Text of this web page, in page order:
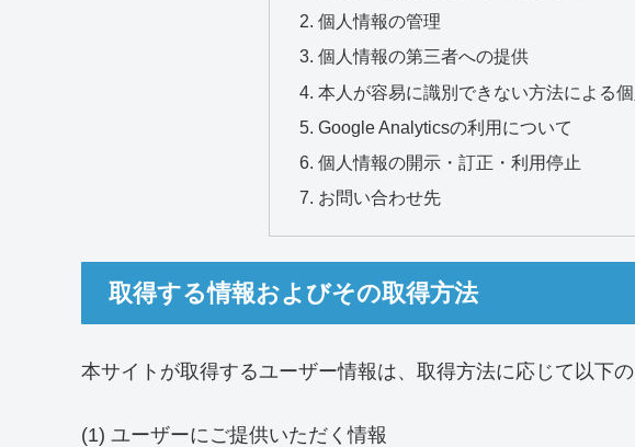
個人情報の管理
個人情報の第三者への提供
本人が容易に識別できない方法による
Google Analyticsの利用について
個人情報の開示・訂正・利用停止
お問い合わせ先
取得する情報およびその取得方法
本サイトが取得するユーザー情報は、取得方法に応じて以下の
(1) ユーザーにご提供いただく情報